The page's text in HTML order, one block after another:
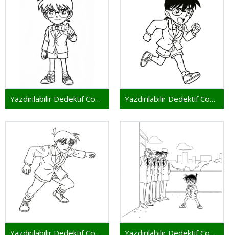
Yazdırılabilir Dedektif Conan Yazdırılabilir Dedektif Conan Resim
Yazdırılabilir Dedektif Conan Çocuklar İçin Yazdırılabilir Dedektif Conan Bedava